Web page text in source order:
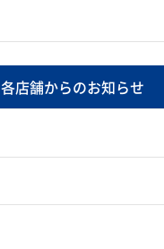
各店舗からのお知らせ